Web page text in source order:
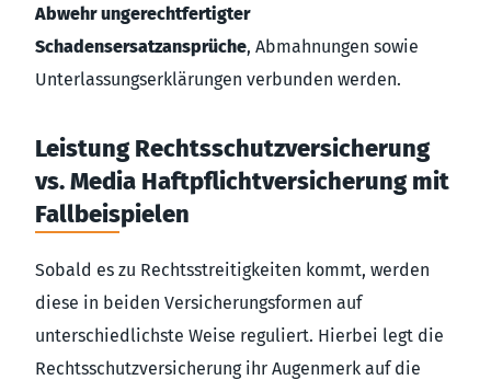
Abwehr ungerechtfertigter
Schadensersatzansprüche, Abmahnungen sowie
Unterlassungserklärungen verbunden werden.
Leistung Rechtsschutzversicherung
vs. Media Haftpflichtversicherung mit
Fallbeispielen
Sobald es zu Rechtsstreitigkeiten kommt, werden
diese in beiden Versicherungsformen auf
unterschiedlichste Weise reguliert. Hierbei legt die
Rechtsschutzversicherung ihr Augenmerk auf die